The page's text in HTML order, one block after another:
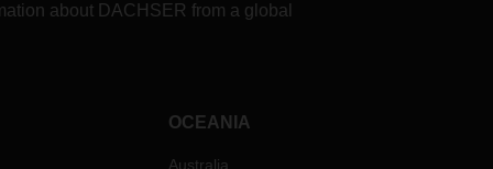
about DACHSER from a global
OCEANIA
Australia